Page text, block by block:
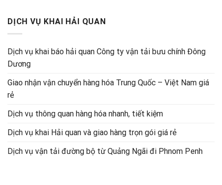
DỊCH VỤ KHAI HẢI QUAN
Dịch vụ khai báo hải quan Công ty vận tải bưu chính Đông
Dương
Giao nhận vận chuyển hàng hóa Trung Quốc – Việt Nam giá
rẻ
Dịch vụ thông quan hàng hóa nhanh, tiết kiệm
Dịch vụ khai Hải quan và giao hàng trọn gói giá rẻ
Dịch vụ vận tải đường bộ từ Quảng Ngãi đi Phnom Penh